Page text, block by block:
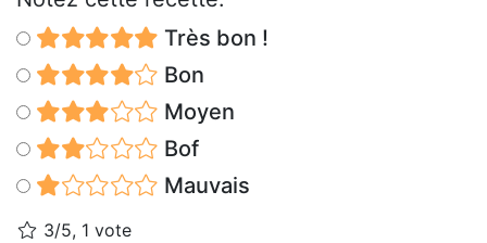
Très bon !
Bon
Moyen
Bof
Mauvais
3/5, 1 vote